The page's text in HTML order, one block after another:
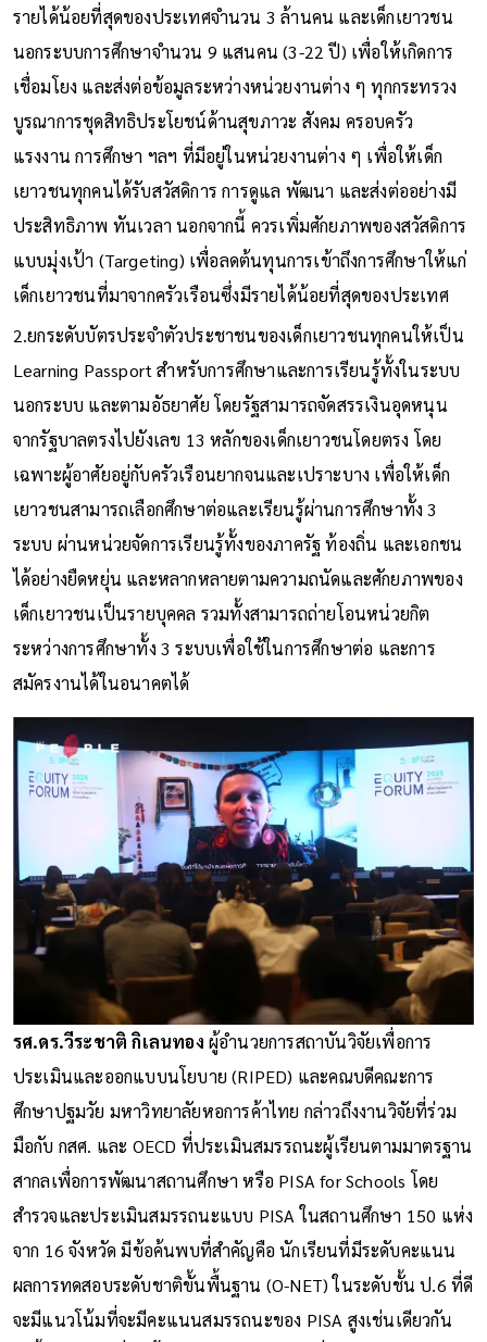
รายได้น้อยที่สุดของประเทศจำนวน 3 ล้านคน และเด็กเยาวชน
นอกระบบการศึกษาจำนวน 9 แสนคน (3-22 ปี) เพื่อให้เกิดการ
เชื่อมโยง และส่งต่อข้อมูลระหว่างหน่วยงานต่าง ๆ ทุกกระทรวง
บูรณาการชุดสิทธิประโยชน์ด้านสุขภาวะ สังคม ครอบครัว
แรงงาน การศึกษา ฯลฯ ที่มีอยู่ในหน่วยงานต่าง ๆ เพื่อให้เด็ก
เยาวชนทุกคนได้รับสวัสดิการ การดูแล พัฒนา และส่งต่ออย่างมี
ประสิทธิภาพ ทันเวลา นอกจากนี้ ควรเพิ่มศักยภาพของสวัสดิการ
แบบมุ่งเป้า (Targeting) เพื่อลดต้นทุนการเข้าถึงการศึกษาให้แก่
เด็กเยาวชนที่มาจากครัวเรือนซึ่งมีรายได้น้อยที่สุดของประเทศ
2.ยกระดับบัตรประจำตัวประชาชนของเด็กเยาวชนทุกคนให้เป็น
Learning Passport สำหรับการศึกษาและการเรียนรู้ทั้งในระบบ
นอกระบบ และตามอัธยาศัย โดยรัฐสามารถจัดสรรเงินอุดหนุน
จากรัฐบาลตรงไปยังเลข 13 หลักของเด็กเยาวชนโดยตรง โดย
เฉพาะผู้อาศัยอยู่กับครัวเรือนยากจนและเปราะบาง เพื่อให้เด็ก
เยาวชนสามารถเลือกศึกษาต่อและเรียนรู้ผ่านการศึกษาทั้ง 3
ระบบ ผ่านหน่วยจัดการเรียนรู้ทั้งของภาครัฐ ท้องถิ่น และเอกชน
ได้อย่างยืดหยุ่น และหลากหลายตามความถนัดและศักยภาพของ
เด็กเยาวชนเป็นรายบุคคล รวมทั้งสามารถถ่ายโอนหน่วยกิต
ระหว่างการศึกษาทั้ง 3 ระบบเพื่อใช้ในการศึกษาต่อ และการ
สมัครงานได้ในอนาคตได้
รศ.ดร.วีระชาติ กิเลนทอง ผู้อำนวยการสถาบันวิจัยเพื่อการ
ประเมินและออกแบบนโยบาย (RIPED) และคณบดีคณะการ
ศึกษาปฐมวัย มหาวิทยาลัยหอการค้าไทย กล่าวถึงงานวิจัยที่ร่วม
มือกับ กสศ. และ OECD ที่ประเมินสมรรถนะผู้เรียนตามมาตรฐาน
สากลเพื่อการพัฒนาสถานศึกษา หรือ PISA for Schools โดย
สำรวจและประเมินสมรรถนะแบบ PISA ในสถานศึกษา 150 แห่ง
จาก 16 จังหวัด มีข้อค้นพบที่สำคัญคือ นักเรียนที่มีระดับคะแนน
ผลการทดสอบระดับชาติขั้นพื้นฐาน (O-NET) ในระดับชั้น ป.6 ที่ดี
จะมีแนวโน้มที่จะมีคะแนนสมรรถนะของ PISA สูงเช่นเดียวกัน